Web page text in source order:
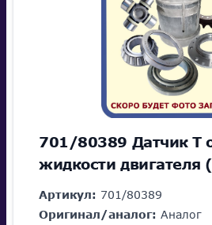
701/80389 Датчик Т
жидкости двигателя
Артикул: 701/80389
Оригинал/аналог: Аналог